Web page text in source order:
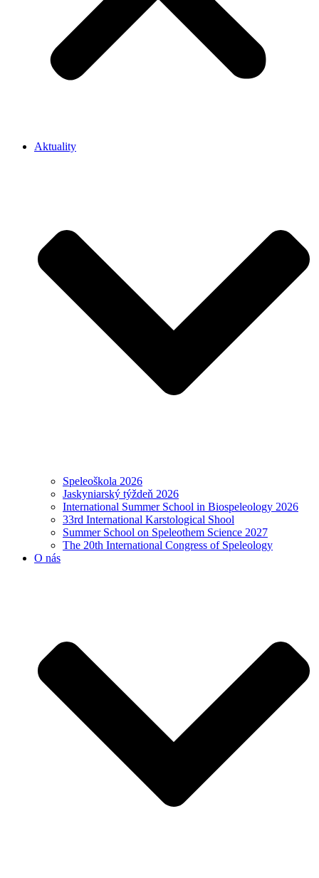
Aktuality
Speleoškola 2026
Jaskyniarský týždeň 2026
International Summer School in Biospeleology 2026
33rd International Karstological Shool
Summer School on Speleothem Science 2027
The 20th International Congress of Speleology
O nás